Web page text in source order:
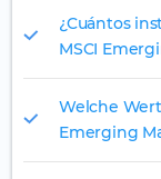
¿Cuántos
MSCI
Welche
Emerging